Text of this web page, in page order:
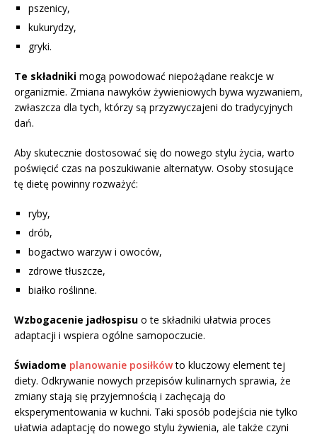
pszenicy,
kukurydzy,
gryki.
Te składniki mogą powodować niepożądane reakcje w
organizmie. Zmiana nawyków żywieniowych bywa wyzwaniem,
zwłaszcza dla tych, którzy są przyzwyczajeni do tradycyjnych
dań.
Aby skutecznie dostosować się do nowego stylu życia, warto
poświęcić czas na poszukiwanie alternatyw. Osoby stosujące
tę dietę powinny rozważyć:
ryby,
drób,
bogactwo warzyw i owoców,
zdrowe tłuszcze,
białko roślinne.
Wzbogacenie jadłospisu o te składniki ułatwia proces
adaptacji i wspiera ogólne samopoczucie.
Świadome planowanie posiłkówto kluczowy element tej
diety. Odkrywanie nowych przepisów kulinarnych sprawia, że
zmiany stają się przyjemnością i zachęcają do
eksperymentowania w kuchni. Taki sposób podejścia nie tylko
ułatwia adaptację do nowego stylu żywienia, ale także czyni